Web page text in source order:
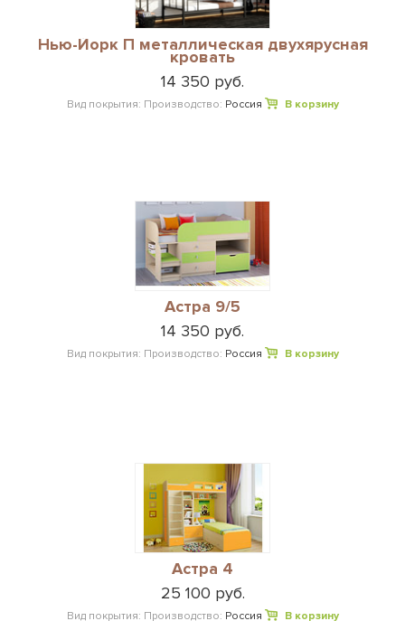
Нью-Йорк П металлическая двухярусная
кровать
14 350 руб.
Вид покрытия: Производство: Россия В корзину
Астра 9/5
14 350 руб.
Вид покрытия: Производство: Россия В корзину
Астра 4
25 100 руб.
Вид покрытия: Производство: Россия В корзину